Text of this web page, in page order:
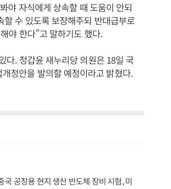
야 자식에게 상속할 때 도움이 안되
수 있도록 보장해주되 반대급부로
야 한다”고 말하기도 했다.
다. 정갑윤 새누리당 의원은 18일 국
정안을 발의할 예정이라고 밝혔다.
공장용 현지 생산 반도체 장비 시험, 미